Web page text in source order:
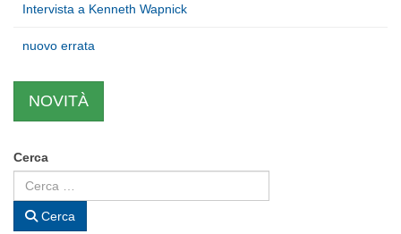
Intervista a Kenneth Wapnick
nuovo errata
NOVITÀ
Cerca
Cerca